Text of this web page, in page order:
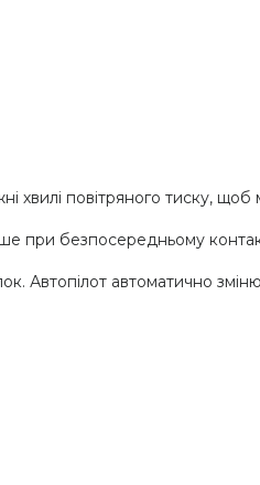
хвилі повітряного тиску,
при безпосередньому
Автопілот автоматично